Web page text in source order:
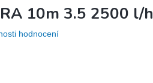
10m 3.5 2500 l/h
hodnocení